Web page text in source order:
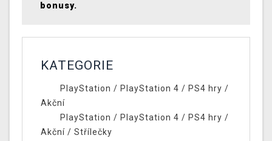
bonusy.
KATEGORIE
PlayStation / PlayStation 4 / PS4 hry /
Akční
PlayStation / PlayStation 4 / PS4 hry /
Akční / Střílečky